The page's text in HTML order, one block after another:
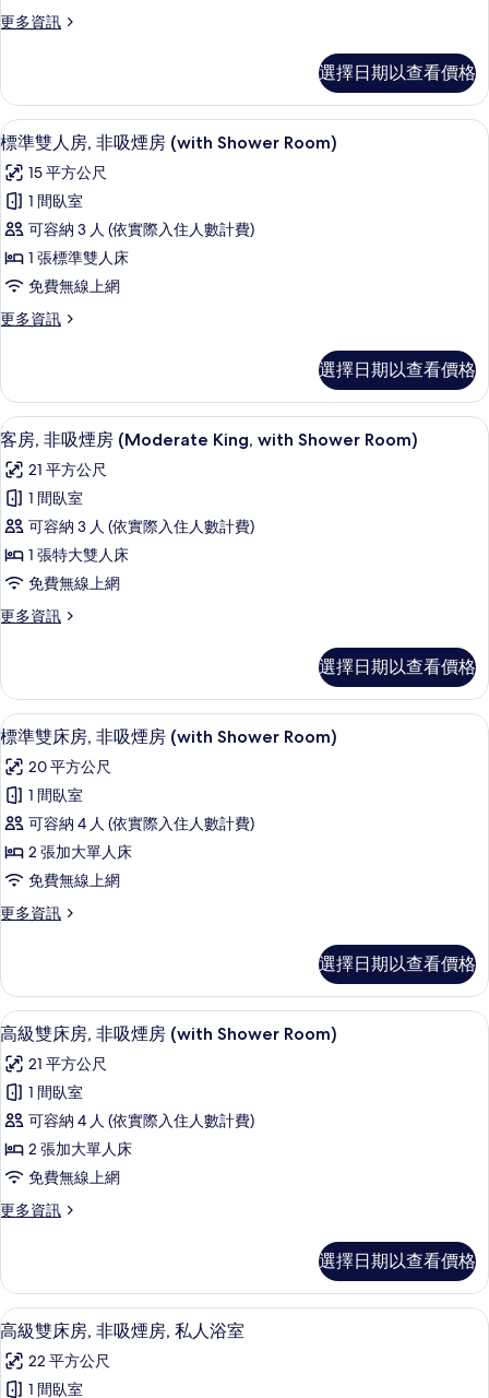
的
有
相
片
更多資訊
更
的
詳
情
選擇日期以查看價格
顯
示
標
準
雙
人
非
煙
房
(with
Shower
Room)
的
所
有
相
9
標準雙人房, 非吸煙房 (with Shower Room)
15 平方公尺
1 間臥室
可容納 3 人 (依實際入住人數計費)
1 張標準雙人床
免費無線上網
更多資訊
更
雙
人
房,
吸
煙
房
(with
Shower
Room)
的
詳
選擇日期以查看價格
顯
示
客
房,
非
吸
房
King,
with
Shower
Room)
的
所
有
相
片
8
客房, 非吸煙房 (Moderate King, with Shower Room)
21 平方公尺
1 間臥室
可容納 3 人 (依實際入住人數計費)
1 張特大雙人床
免費無線上網
更多資訊
更
非
吸
煙
(Moderate
King,
with
Shower
Room)
的
詳
情
選擇日期以查看價格
顯
示
標
準
雙
床
非
煙
房
(with
Shower
Room)
的
所
有
相
11
標準雙床房, 非吸煙房 (with Shower Room)
20 平方公尺
1 間臥室
可容納 4 人 (依實際入住人數計費)
2 張加大單人床
免費無線上網
更多資訊
更
雙
床
房,
吸
煙
房
(with
Shower
Room)
的
詳
選擇日期以查看價格
顯
示
高
級
雙
床
非
煙
房
(with
Shower
Room)
8
高級雙床房, 非吸煙房 (with Shower Room)
21 平方公尺
1 間臥室
可容納 4 人 (依實際入住人數計費)
2 張加大單人床
免費無線上網
更多資訊
更
雙
床
房,
吸
煙
選擇日期以查看價格
顯
示
高
7
高級雙床房, 非吸煙房, 私人浴室
22 平方公尺
1 間臥室